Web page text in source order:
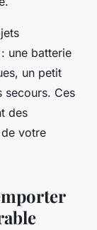
une batterie
un petit
secours. Ces
des
votre